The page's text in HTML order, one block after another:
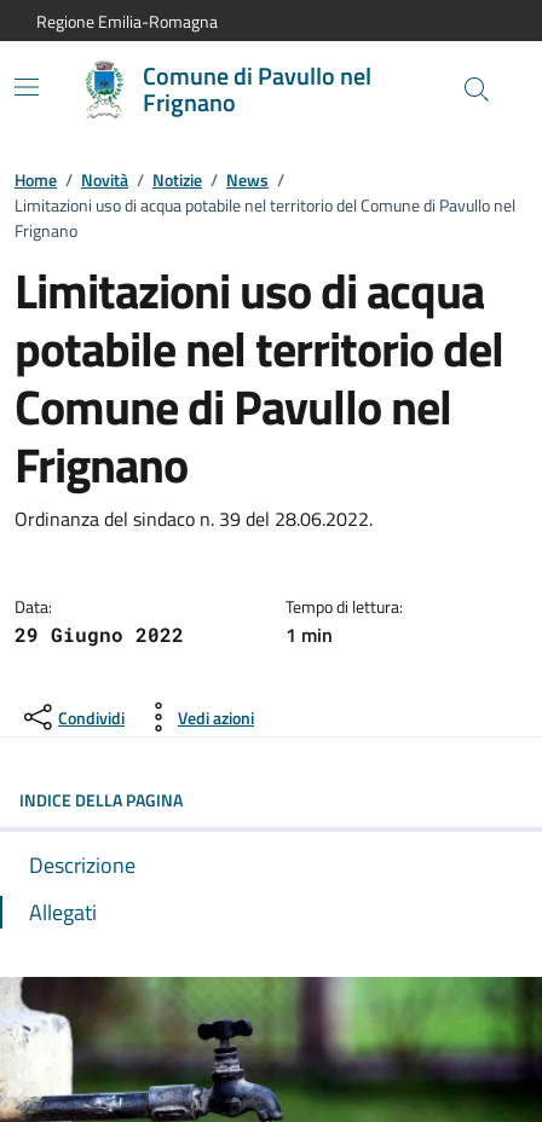
Vai al contenuto principale
Vai alla navigazione del sito
Vai al piede di pagina
Regione Emilia-Romagna
Comune di Pavullo nel
Frignano
Home / Novità / Notizie / News /
Limitazioni uso di acqua potabile nel territorio del Comune di Pavullo nel
Frignano
Limitazioni uso di acqua
potabile nel territorio del
Comune di Pavullo nel
Frignano
Dettagli della notizia:
Ordinanza del sindaco n. 39 del 28.06.2022.
Data:
29 Giugno 2022
Tempo di lettura:
1 min
Condividi Vedi azioni
INDICE DELLA PAGINA
Descrizione
Allegati